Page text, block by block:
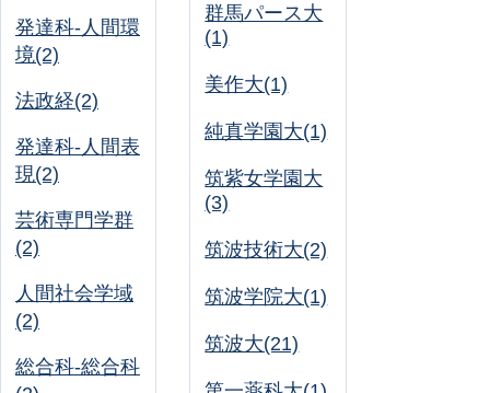
発達科-人間環
境(2)
法政経(2)
発達科-人間表
現(2)
芸術専門学群
(2)
人間社会学域
(2)
総合科-総合科
群馬パース大
(1)
美作大(1)
純真学園大(1)
筑紫女学園大
(3)
筑波技術大(2)
筑波学院大(1)
筑波大(21)